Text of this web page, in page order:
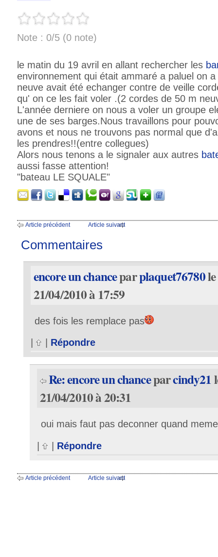
Note : 0/5 (0 note)
le matin du 19 avril en allant rechercher les
environnement qui était ammaré a paluel on
neuve avait été echanger contre de veille
qu' on ce les fait voler .(2 cordes de 50 m
L'année derniere on nous a voler un groupe
une de ses barges.Nous travaillons pour
avons et nous ne trouvons pas normal que
les prendres!!(entre collegues)
Alors nous tenons a le signaler aux autres
aussi fasse attention!
"bateau LE SQUALE"
Article précédent Article suivant
Commentaires
encore un chanceparplaquet76780le
21/04/2010 à 17:59
des fois les remplace pas
Répondre
Re: encore un chanceparcindy21
21/04/2010 à 20:31
oui mais faut pas deconner quand meme
Répondre
Article précédent Article suivant